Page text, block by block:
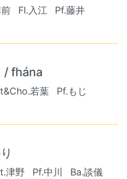
Fl.入江
Pf.藤井
/ fhána
若葉
Pf.もじ
津野 Pf.中川
Ba.談儀